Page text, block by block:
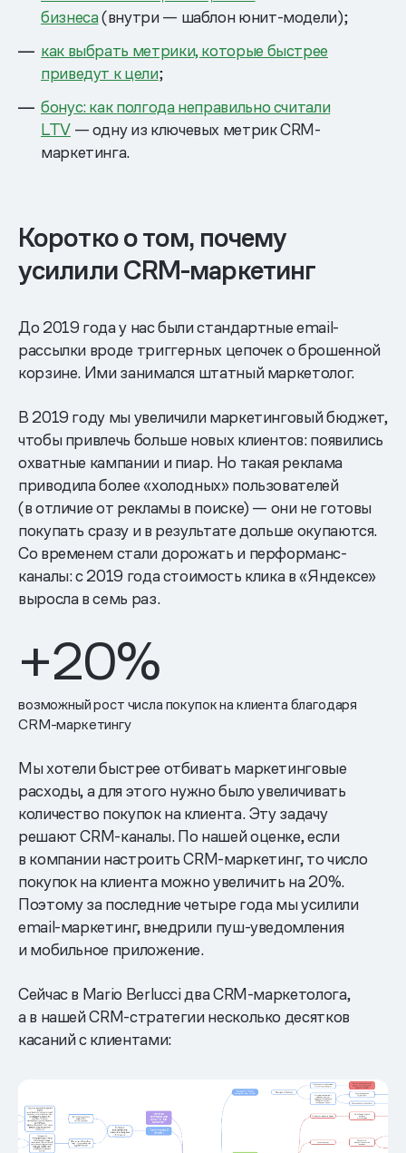
бизнеса(внутри — шаблон юнит-модели);
как выбрать метрики, которые быстрее
приведут к цели;
бонус: как полгода неправильно считали
LTV— одну из ключевых метрик CRM-
маркетинга.
Коротко о том, почему
усилили CRM-маркетинг
До 2019 года у нас были стандартные email-
рассылки вроде триггерных цепочек о брошенной
корзине. Ими занимался штатный маркетолог.
В 2019 году мы увеличили маркетинговый бюджет,
чтобы привлечь больше новых клиентов: появились
охватные кампании и пиар. Но такая реклама
приводила более «холодных» пользователей
(в отличие от рекламы в поиске) — они не готовы
покупать сразу и в результате дольше окупаются.
Со временем стали дорожать и перформанс-
каналы: с 2019 года стоимость клика в «Яндексе»
выросла в семь раз.
+20%
возможный рост числа покупок на клиента благодаря
CRM-маркетингу
Мы хотели быстрее отбивать маркетинговые
расходы, а для этого нужно было увеличивать
количество покупок на клиента. Эту задачу
решают CRM-каналы. По нашей оценке, если
в компании настроить CRM-маркетинг, то число
покупок на клиента можно увеличить на 20%.
Поэтому за последние четыре года мы усилили
email-маркетинг, внедрили пуш-уведомления
и мобильное приложение.
Сейчас в Mario Berlucci два CRM-маркетолога,
а в нашей CRM-стратегии несколько десятков
касаний с клиентами: